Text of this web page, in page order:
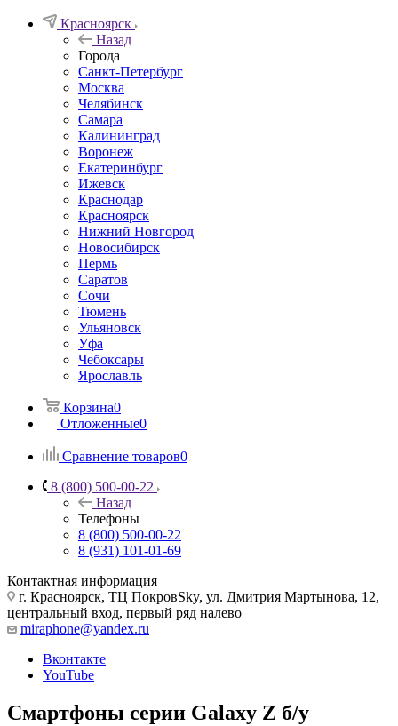
Красноярск
Назад
Города
Санкт-Петербург
Москва
Челябинск
Самара
Калининград
Воронеж
Екатеринбург
Ижевск
Краснодар
Красноярск
Нижний Новгород
Новосибирск
Пермь
Саратов
Сочи
Тюмень
Ульяновск
Уфа
Чебоксары
Ярославль
Корзина0
Отложенные0
Сравнение товаров0
8 (800) 500-00-22
Назад
Телефоны
8 (800) 500-00-22
8 (931) 101-01-69
Контактная информация
г. Красноярск, ТЦ ПокровSky, ул. Дмитрия Мартынова, 12,
центральный вход, первый ряд налево
miraphone@yandex.ru
Вконтакте
YouTube
Смартфоны серии Galaxy Z б/у